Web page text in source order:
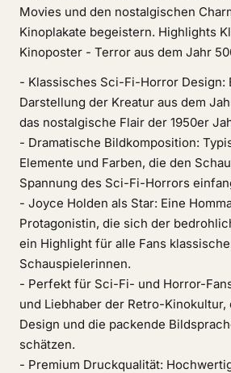
Movies und den nostalgischen
Kinoplakate begeistern. Highlights
Kinoposter - Terror aus dem Jahr
- Klassisches Sci-Fi-Horror Design:
Darstellung der Kreatur aus dem
das nostalgische Flair der 1950er
- Dramatische Bildkomposition:
Elemente und Farben, die den
Spannung des Sci-Fi-Horrors
- Joyce Holden als Star: Eine
Protagonistin, die sich der
ein Highlight für alle Fans
Schauspielerinnen.
- Perfekt für Sci-Fi- und Horror-
und Liebhaber der Retro-Kinokultur,
Design und die packende
schätzen.
- Premium Druckqualität: